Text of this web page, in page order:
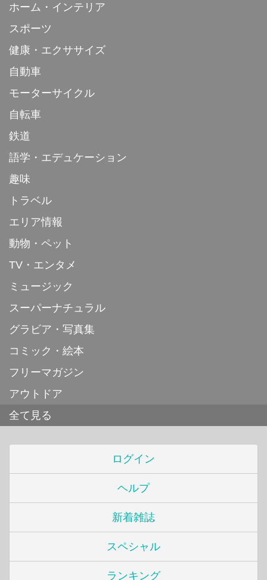
ホーム・インテリア
スポーツ
健康・エクササイズ
自動車
モーターサイクル
自転車
鉄道
語学・エデュケーション
趣味
トラベル
エリア情報
動物・ペット
TV・エンタメ
ミュージック
スーパーナチュラル
グラビア・写真集
コミック・絵本
フリーマガジン
アウトドア
全て見る
ログイン
ヘルプ
新着雑誌
スペシャル
ランキング